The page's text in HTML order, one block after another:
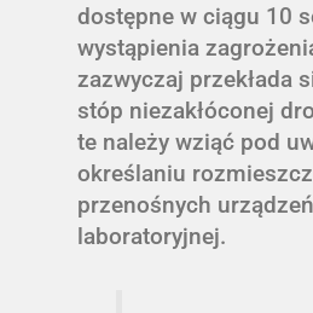
dostępne w ciągu 10
wystąpienia
zazwyczaj przekłada
stóp niezakłóconej
te należy wziąć pod
określaniu
przenośnych
laboratoryjnej.